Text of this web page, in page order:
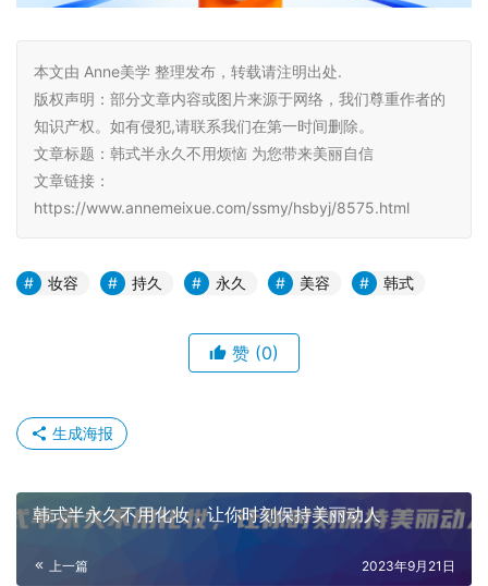
本文由 Anne美学 整理发布，转载请注明出处.
版权声明：部分文章内容或图片来源于网络，我们尊重作者的
知识产权。如有侵犯,请联系我们在第一时间删除。
文章标题：韩式半永久不用烦恼 为您带来美丽自信
文章链接：
https://www.annemeixue.com/ssmy/hsbyj/8575.html
妆容 持久 永久 美容 韩式
赞 (0)
生成海报
韩式半永久不用化妆，让你时刻保持美丽动人
上一篇 2023年9月21日